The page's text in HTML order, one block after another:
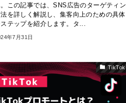
この記事では、SNS広告のターゲティン
を詳しく解説し、集客向上のための具体
テップを紹介します。タ...
年7月31日
TikTok